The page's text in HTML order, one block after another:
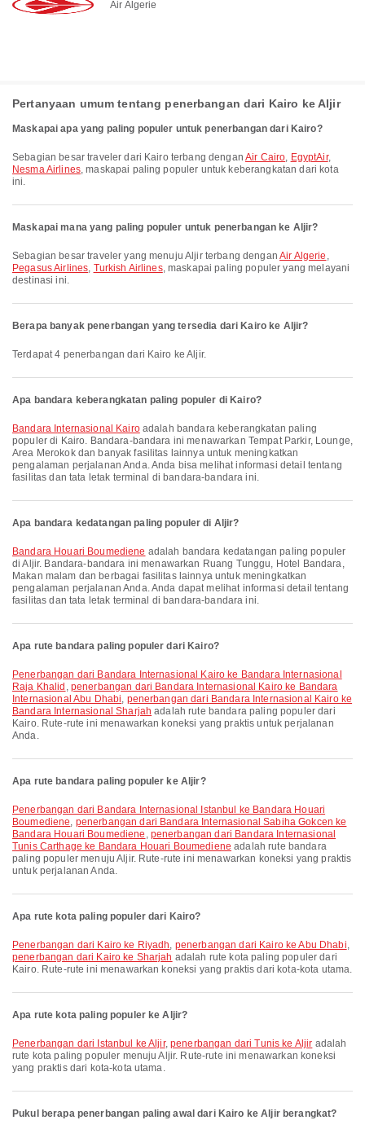
Air Algerie
Pertanyaan umum tentang penerbangan dari Kairo ke Aljir
Maskapai apa yang paling populer untuk penerbangan dari Kairo?
Sebagian besar traveler dari Kairo terbang denganAir Cairo, EgyptAir,
Nesma Airlines, maskapai paling populer untuk keberangkatan dari kota
ini.
Maskapai mana yang paling populer untuk penerbangan ke Aljir?
Sebagian besar traveler yang menuju Aljir terbang dengan Air Algerie ,
Pegasus Airlines, Turkish Airlines, maskapai paling populer yang melayani
destinasi ini.
Berapa banyak penerbangan yang tersedia dari Kairo ke Aljir?
Terdapat 4 penerbangan dari Kairo ke Aljir.
Apa bandara keberangkatan paling populer di Kairo?
Bandara Internasional Kairoadalah bandara keberangkatan paling
populer di Kairo. Bandara-bandara ini menawarkan Tempat Parkir, Lounge,
Area Merokok dan banyak fasilitas lainnya untuk meningkatkan
pengalaman perjalanan Anda. Anda bisa melihat informasi detail tentang
fasilitas dan tata letak terminal di bandara-bandara ini.
Apa bandara kedatangan paling populer di Aljir?
Bandara Houari Boumediene adalah bandara kedatangan paling populer
di Aljir. Bandara-bandara ini menawarkan Ruang Tunggu, Hotel Bandara,
Makan malam dan berbagai fasilitas lainnya untuk meningkatkan
pengalaman perjalanan Anda. Anda dapat melihat informasi detail tentang
fasilitas dan tata letak terminal di bandara-bandara ini.
Apa rute bandara paling populer dari Kairo?
penerbangan dari Bandara Internasional Kairo ke Bandara Internasional
Raja Khalid , penerbangan dari Bandara Internasional Kairo ke Bandara
Internasional Abu Dhabi, penerbangan dari Bandara Internasional Kairo ke
Bandara Internasional Sharjah adalah rute bandara paling populer dari
Kairo. Rute-rute ini menawarkan koneksi yang praktis untuk perjalanan
Anda.
Apa rute bandara paling populer ke Aljir?
penerbangan dari Bandara Internasional Istanbul ke Bandara Houari
Boumediene, penerbangan dari Bandara Internasional Sabiha Gokcen ke
Bandara Houari Boumediene , penerbangan dari Bandara Internasional
Tunis Carthage ke Bandara Houari Boumediene adalah rute bandara
paling populer menuju Aljir. Rute-rute ini menawarkan koneksi yang praktis
untuk perjalanan Anda.
Apa rute kota paling populer dari Kairo?
penerbangan dari Kairo ke Riyadh, penerbangan dari Kairo ke Abu Dhabi,
penerbangan dari Kairo ke Sharjah adalah rute kota paling populer dari
Kairo. Rute-rute ini menawarkan koneksi yang praktis dari kota-kota utama.
Apa rute kota paling populer ke Aljir?
penerbangan dari Istanbul ke Aljir,penerbangan dari Tunis ke Aljir adalah
rute kota paling populer menuju Aljir. Rute-rute ini menawarkan koneksi
yang praktis dari kota-kota utama.
Pukul berapa penerbangan paling awal dari Kairo ke Aljir berangkat?